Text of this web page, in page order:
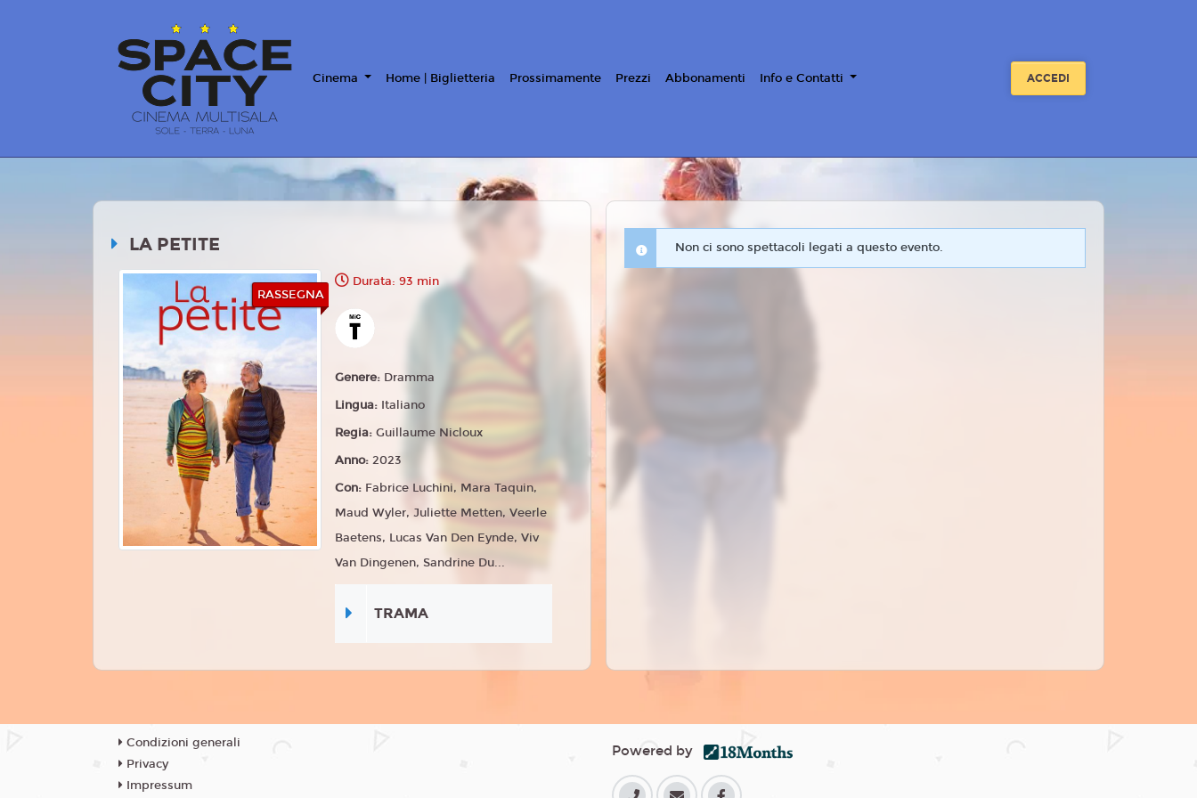
Cinema Home | Biglietteria Prossimamente Prezzi Abbonamenti Info e Contatti ACCEDI
LA PETITE
RASSEGNA
Durata: 93 min
Genere: Dramma
Lingua: Italiano
Regia:Guillaume Nicloux
Anno:2023
Con: Fabrice Luchini, Mara Taquin,
Maud Wyler, Juliette Metten, Veerle
Baetens, Lucas Van Den Eynde, Viv
Van Dingenen, Sandrine Du...
TRAMA
Non ci sono spettacoli legati a questo evento.
Condizioni generali
Privacy
Impressum
Powered by